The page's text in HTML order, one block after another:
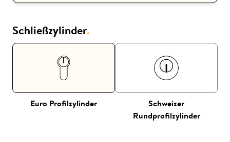
Schließzylinder.
Euro Profilzylinder
Schweizer
Rundprofilzylinder